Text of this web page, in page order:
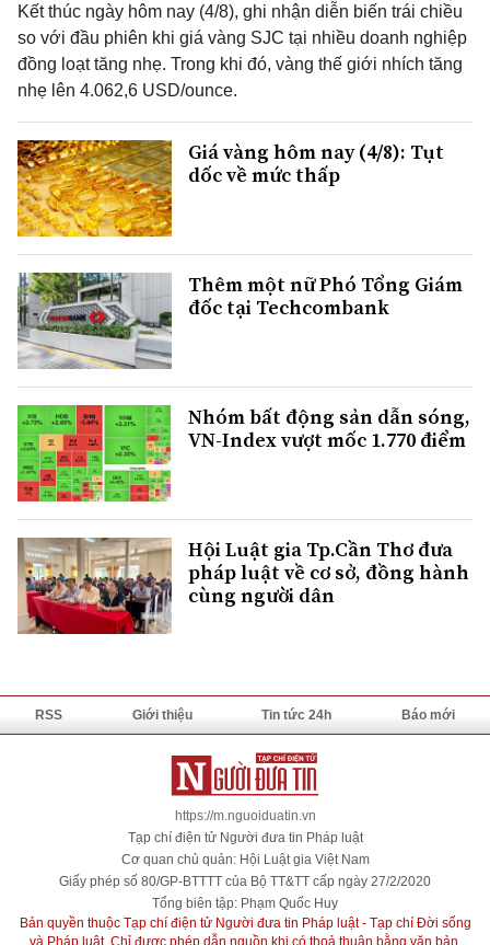
Kết thúc ngày hôm nay (4/8), ghi nhận diễn biến trái chiều
so với đầu phiên khi giá vàng SJC tại nhiều doanh nghiệp
đồng loạt tăng nhẹ. Trong khi đó, vàng thế giới nhích tăng
nhẹ lên 4.062,6 USD/ounce.
Giá vàng hôm nay (4/8): Tụt
dốc về mức thấp
Thêm một nữ Phó Tổng Giám
đốc tại Techcombank
Nhóm bất động sản dẫn sóng,
VN-Index vượt mốc 1.770 điểm
Hội Luật gia Tp.Cần Thơ đưa
pháp luật về cơ sở, đồng hành
cùng người dân
RSS Giới thiệu Tin tức 24h Báo mới
https://m.nguoiduatin.vn
Tạp chí điện tử Người đưa tin Pháp luật
Cơ quan chủ quản: Hội Luật gia Việt Nam
Giấy phép số 80/GP-BTTTT của Bộ TT&TT cấp ngày 27/2/2020
Tổng biên tập: Phạm Quốc Huy
Bản quyền thuộc Tạp chí điện tử Người đưa tin Pháp luật - Tạp chí Đời sống
và Pháp luật. Chỉ được phép dẫn nguồn khi có thoả thuận bằng văn bản.